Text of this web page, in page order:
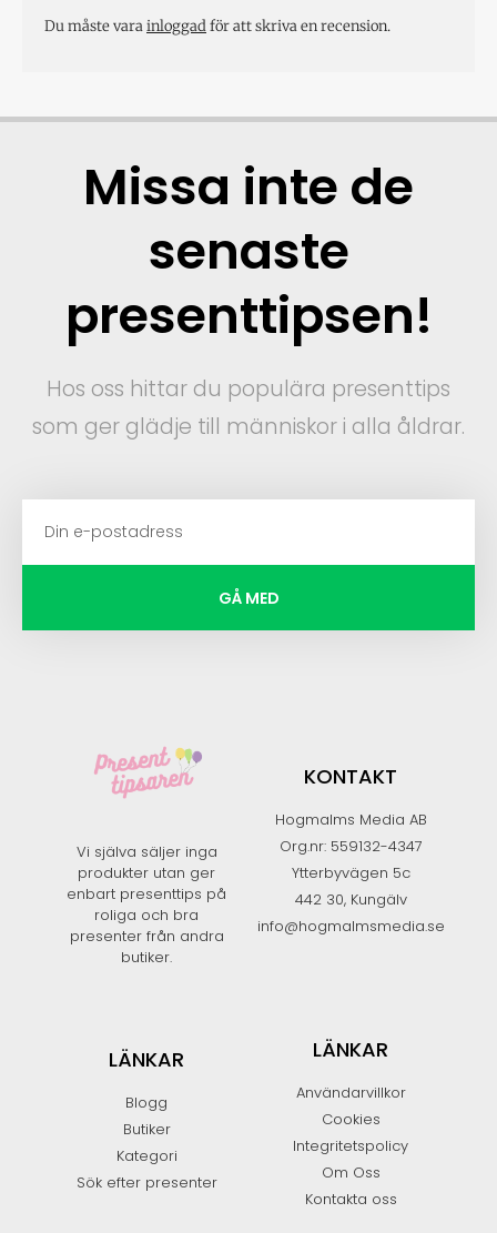
Du måste varainloggadför att skriva en recension.
Missa inte de
senaste
presenttipsen!
Hos oss hittar du populära presenttips
som ger glädje till människor i alla åldrar.
GÅ MED
Vi själva säljer inga
produkter utan ger
enbart presenttips på
roliga och bra
presenter från andra
butiker.​
KONTAKT
Hogmalms Media AB
Org.nr: 559132-4347
Ytterbyvägen 5c
442 30, Kungälv
info@hogmalmsmedia.se
LÄNKAR
Blogg
Butiker
Kategori
Sök efter presenter
LÄNKAR
Användarvillkor
Cookies
Integritetspolicy
Om Oss
Kontakta oss